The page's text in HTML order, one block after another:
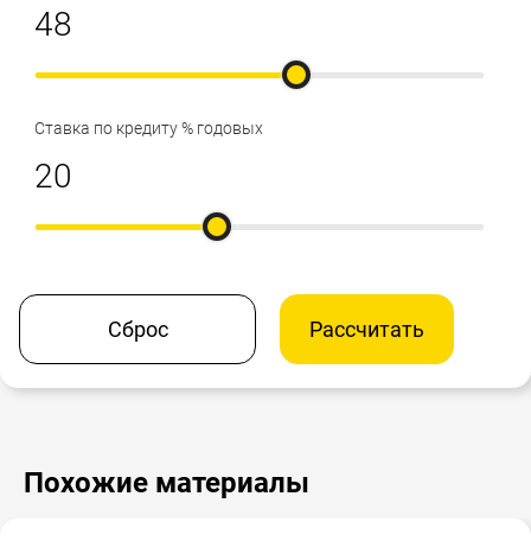
Ставка по кредиту % годовых
Сброс Рассчитать
Похожие материалы